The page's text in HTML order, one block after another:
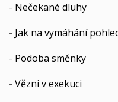
- Nečekané dluhy
- Jak na vymáhání
- Podoba směnky
- Vězni v exekuci